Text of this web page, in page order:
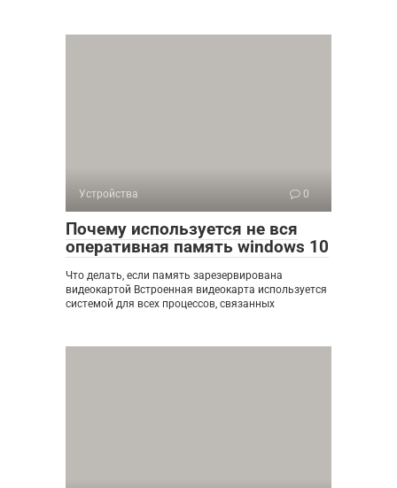
Устройства 0
Почему используется не вся
оперативная память windows 10
Что делать, если память зарезервирована
видеокартой Встроенная видеокарта используется
системой для всех процессов, связанных